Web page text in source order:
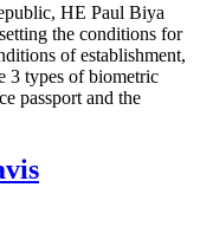
HE Paul Biya
the conditions for
of establishment,
3 types of biometric
passport and the